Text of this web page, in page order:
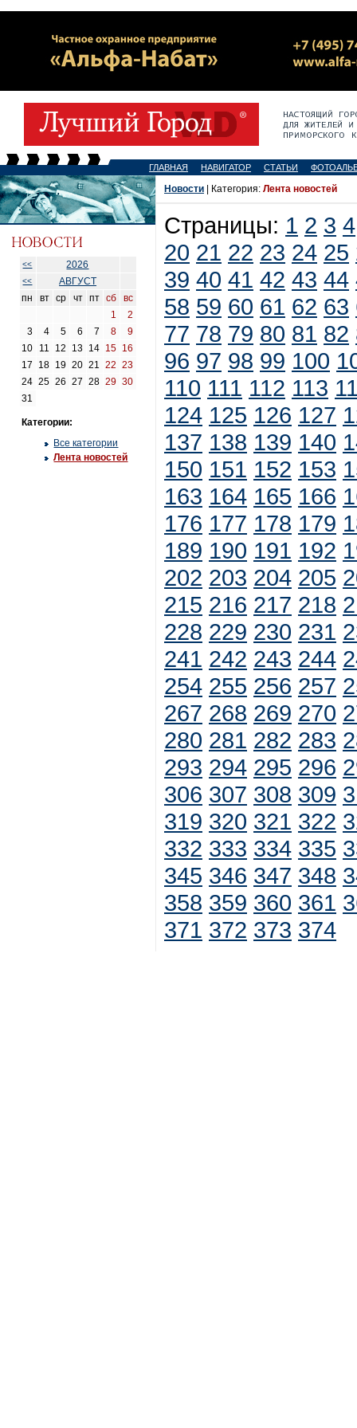
ГЛАВНАЯ НАВИГАТОР СТАТЬИ
<< 2026
<<
АВГУСТ
пн
вт ср чт пт сб
вс
1
2
3
4 5 6 7 8
9
10
11 12 13 14 15 16
17
18 19 20 21 22
23
24 25 26 27 28 29 30
31
Категории:
Все категории
Лента новостей
Новости | Категория: Лента новостей
Страницы: 1 2 3 4
20 21 22 23 24 25
39 40 41 42 43 44
58 59 60 61 62 63
77 78 79 80 81 82
96 97 98 99 100
110 111 112 113
124 125 126 127
137 138 139 140
150 151 152 153
163 164 165 166
176 177 178 179
189 190 191 192
202 203 204 205
215 216 217 218
228 229 230 231
241 242 243 244
254 255 256 257
267 268 269 270
280 281 282 283
293 294 295 296
306 307 308 309
319 320 321 322
332 333 334 335
345 346 347 348
358 359 360 361
371 372 373 374